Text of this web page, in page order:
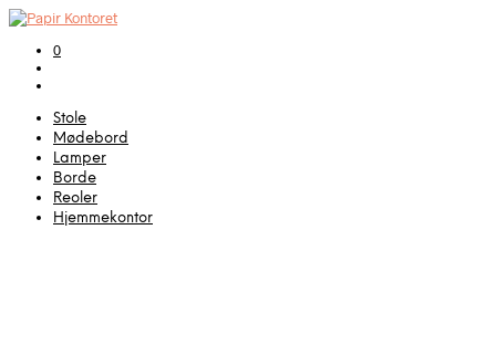
0
Stole
Mødebord
Lamper
Borde
Reoler
Hjemmekontor